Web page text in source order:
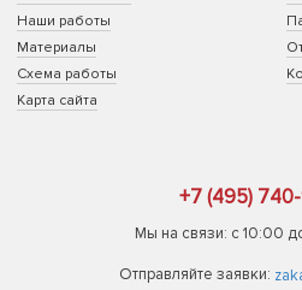
Наши работы
Материалы
Схема работы
Карта сайта
+7 (495)
Мы на связи: с 10:00
Отправляйте заявки: